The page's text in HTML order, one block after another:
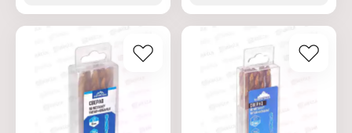
Цвет чернил: белый
Диаметр наконечника:
Основа чернил:
Длина корпуса: 144 мм
Длина наконечника: 20
титан+кобальт
Рабочая длина: 25 мм
Форма хвостовика:
цилиндрический
хвостовик
Угол заточки: 118